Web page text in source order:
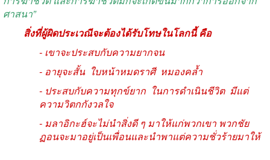
ศาสนา”
สิ่งที่ผู้ผิดประเวณีจะต้องได้รับโทษในโลกนี้ คือ
- เขาจะประสบกับความยากจน
- อายุจะสั้น ใบหน้าหมดราศี หมองคล้ำ
- ประสบกับความทุกข์ยาก ในการดำเนินชีวิต มีแต่
ความวิตกกังวลใจ
- มลาอิกะฮ์จะไม่นำสิ่งดี ๆ มาให้แก่พวกเขา พวกชัย
ฏอนจะมาอยู่เป็นเพื่อนและนำพาแต่ความชั่วร้ายมาให้